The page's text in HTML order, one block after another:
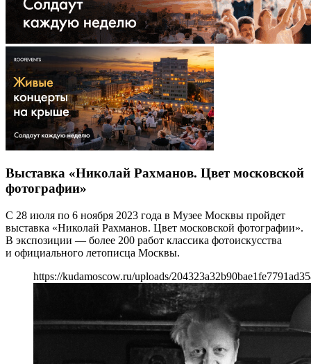
Выставка «Николай Рахманов. Цвет московской
фотографии»
С 28 июля по 6 ноября 2023 года в Музее Москвы пройдет
выставка «Николай Рахманов. Цвет московской фотографии».
В экспозиции — более 200 работ классика фотоискусства
и официального летописца Москвы.
https://kudamoscow.ru/uploads/